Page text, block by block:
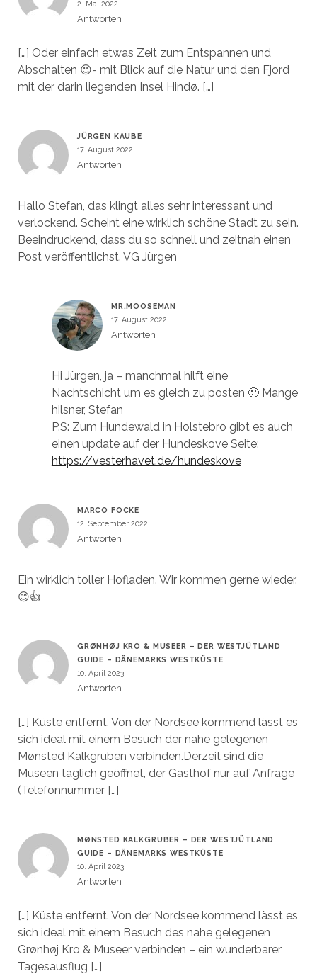
2. Mai 2022
Antworten
[…] Oder einfach etwas Zeit zum Entspannen und
Abschalten 😉- mit Blick auf die Natur und den Fjord
mit der darin liegenden Insel Hindø. […]
JÜRGEN KAUBE
17. August 2022
Antworten
Hallo Stefan, das klingt alles sehr interessant und
verlockend. Scheint eine wirklich schöne Stadt zu sein.
Beeindruckend, dass du so schnell und zeitnah einen
Post veröffentlichst. VG Jürgen
MR.MOOSEMAN
17. August 2022
Antworten
Hi Jürgen, ja – manchmal hilft eine
Nachtschicht um es gleich zu posten 🙂 Mange
hilsner, Stefan
P.S: Zum Hundewald in Holstebro gibt es auch
einen update auf der Hundeskove Seite:
https://vesterhavet.de/hundeskove
MARCO FOCKE
12. September 2022
Antworten
Ein wirklich toller Hofladen. Wir kommen gerne wieder.
😊👍
GRØNHØJ KRO & MUSEER – DER WESTJÜTLAND
GUIDE – DÄNEMARKS WESTKÜSTE
10. April 2023
Antworten
[…] Küste entfernt. Von der Nordsee kommend lässt es
sich ideal mit einem Besuch der nahe gelegenen
Mønsted Kalkgruben verbinden.Derzeit sind die
Museen täglich geöffnet, der Gasthof nur auf Anfrage
(Telefonnummer […]
MØNSTED KALKGRUBER – DER WESTJÜTLAND
GUIDE – DÄNEMARKS WESTKÜSTE
10. April 2023
Antworten
[…] Küste entfernt. Von der Nordsee kommend lässt es
sich ideal mit einem Besuch des nahe gelegenen
Grønhøj Kro & Museer verbinden – ein wunderbarer
Tagesausflug […]